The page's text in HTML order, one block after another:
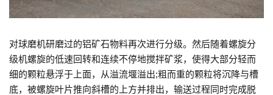
对球磨机研磨过的铝矿石物料再次进行分级。然后随着螺旋分
级机螺旋的低速回转和连续不停地搅拌矿浆，使得大部分轻而
细的颗粒悬浮于上面，从溢流堰溢出;粗而重的颗粒将沉降与槽
底，被螺旋叶片推向斜槽的上方并排出，输送过程同时完成脱